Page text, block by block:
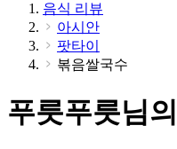
음식 리뷰
아시안
팟타이
볶음쌀국수
푸릇푸릇님